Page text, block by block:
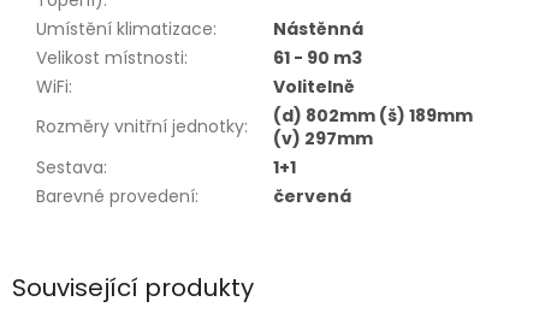
Související produkty
Umístění klimatizace:
Nástěnná
Velikost místnosti:
61 - 90 m3
WiFi:
Volitelně
Rozměry vnitřní jednotky:
(d) 802mm (š) 189mm
(v) 297mm
Sestava:
1+1
Barevné provedení: červená